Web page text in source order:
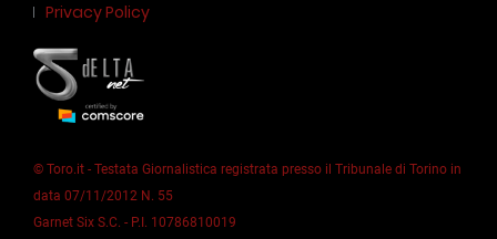
Privacy Policy
© Toro.it - Testata Giornalistica registrata presso il Tribunale di Torino in
data 07/11/2012 N. 55
Garnet Six S.C. - P.I. 10786810019